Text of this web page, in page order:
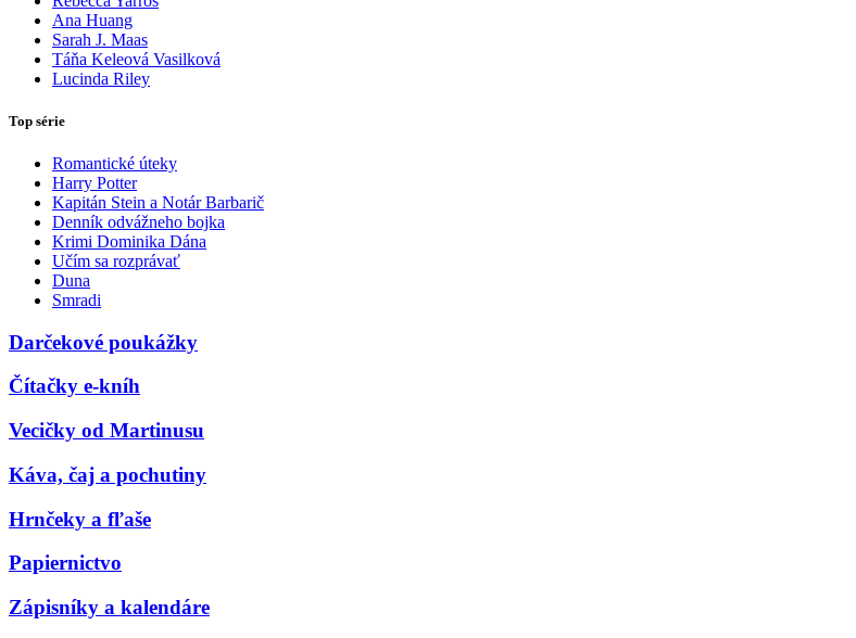
Ana Huang
Sarah J. Maas
Táňa Keleová Vasilková
Lucinda Riley
Top série
Romantické úteky
Harry Potter
Kapitán Stein a Notár Barbarič
Denník odvážneho bojka
Krimi Dominika Dána
Učím sa rozprávať
Duna
Smradi
Darčekové poukážky
Čítačky e-kníh
Vecičky od Martinusu
Káva, čaj a pochutiny
Hrnčeky a fľaše
Papiernictvo
Zápisníky a kalendáre